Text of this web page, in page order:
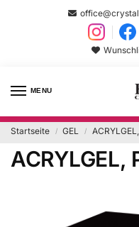
MENU
Startseite / GEL /
ACRYLGEL,